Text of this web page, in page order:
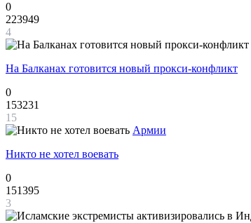
0
223949
4
На Балканах готовится новый прокси-конфликт
0
153231
15
Армии
Никто не хотел воевать
0
151395
3